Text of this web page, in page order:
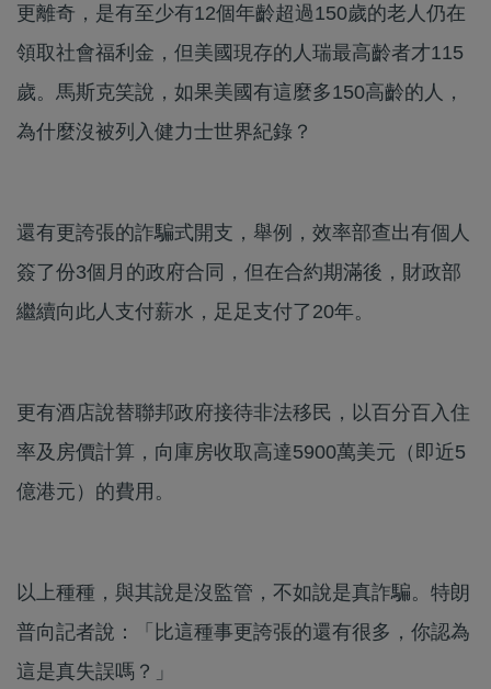
更離奇，是有至少有12個年齡超過150歲的老人仍在
領取社會福利金，但美國現存的人瑞最高齡者才115
歲。馬斯克笑說，如果美國有這麼多150高齡的人，
為什麼沒被列入健力士世界紀錄？
還有更誇張的詐騙式開支，舉例，效率部查出有個人
簽了份3個月的政府合同，但在合約期滿後，財政部
繼續向此人支付薪水，足足支付了20年。
更有酒店說替聯邦政府接待非法移民，以百分百入住
率及房價計算，向庫房收取高達5900萬美元（即近5
億港元）的費用。
以上種種，與其說是沒監管，不如說是真詐騙。特朗
普向記者說：「比這種事更誇張的還有很多，你認為
這是真失誤嗎？」